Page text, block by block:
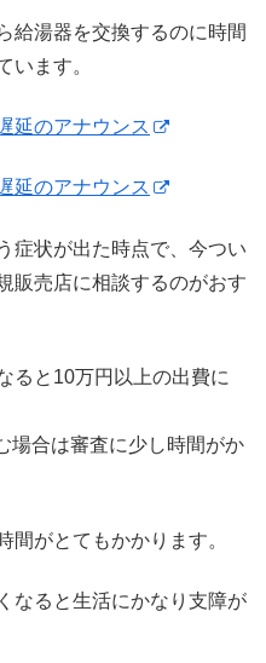
給湯器を交換するのに時間
います。
延のアナウンス
延のアナウンス
症状が出た時点で、今つい
販売店に相談するのがおす
ると10万円以上の出費に
場合は審査に少し時間がか
間がとてもかかります。
なると生活にかなり支障が